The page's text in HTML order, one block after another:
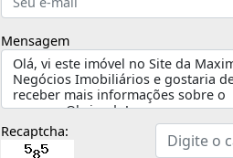
Mensagem
Recaptcha: